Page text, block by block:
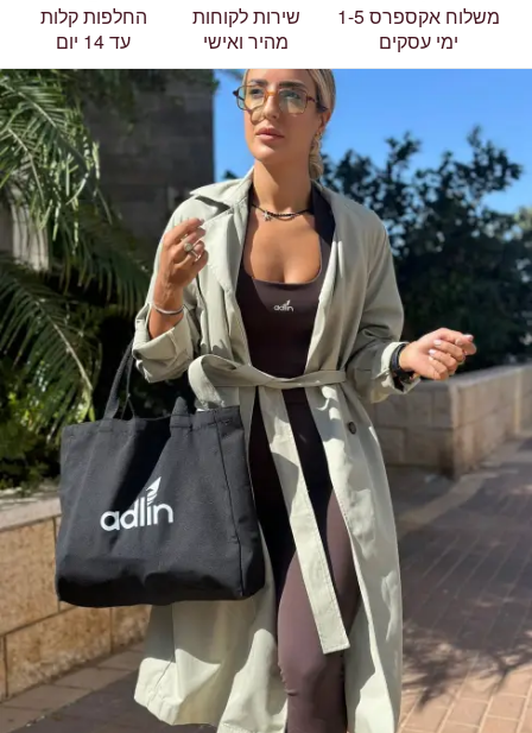
משלוח אקספרס 1-5
ימי עסקים
שירות לקוחות
מהיר ואישי
החלפות קלות
עד 14 יום